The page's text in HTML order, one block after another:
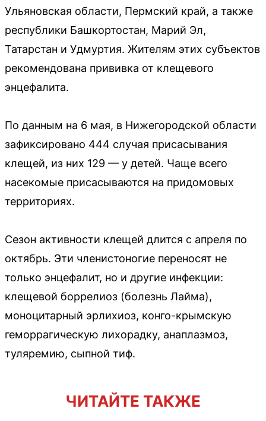
Ульяновская области, Пермский край, а также
республики Башкортостан, Марий Эл,
Татарстан и Удмуртия. Жителям этих субъектов
рекомендована прививка от клещевого
энцефалита.
По данным на 6 мая, в Нижегородской области
зафиксировано 444 случая присасывания
клещей, из них 129 — у детей. Чаще всего
насекомые присасываются на придомовых
территориях.
Сезон активности клещей длится с апреля по
октябрь. Эти членистоногие переносят не
только энцефалит, но и другие инфекции:
клещевой боррелиоз (болезнь Лайма),
моноцитарный эрлихиоз, конго-крымскую
геморрагическую лихорадку, анаплазмоз,
туляремию, сыпной тиф.
ЧИТАЙТЕ ТАКЖЕ